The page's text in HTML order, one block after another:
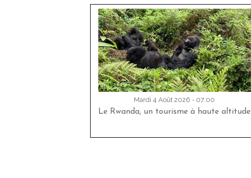
Mardi 4 Août 2026 - 07:00
Le Rwanda, un tourisme à haute altitude